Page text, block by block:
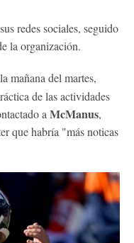
redes sociales, seguido
la organización.
mañana del martes,
de las actividades
a McManus,
que habría "más noticas